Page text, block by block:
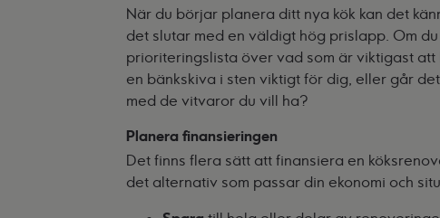
När du börjar planera ditt nya kök kan det
det slutar med en väldigt hög prislapp. Om
prioriteringslista över vad som är viktigast
en bänkskiva i sten viktigt för dig, eller går
med de vitvaror du vill ha?
Planera finansieringen
Det finns flera sätt att finansiera en
det alternativ som passar din ekonomi och